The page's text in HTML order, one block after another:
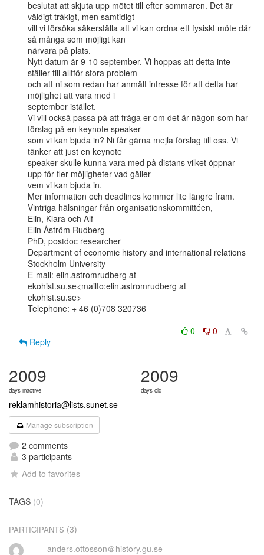
beslutat att skjuta upp mötet till efter sommaren. Det är
väldigt tråkigt, men samtidigt
vill vi försöka säkerställa att vi kan ordna ett fysiskt möte där
så många som möjligt kan
närvara på plats.
Nytt datum är 9-10 september. Vi hoppas att detta inte
ställer till alltför stora problem
och att ni som redan har anmält intresse för att delta har
möjlighet att vara med i
september istället.
Vi vill också passa på att fråga er om det är någon som har
förslag på en keynote speaker
som vi kan bjuda in? Ni får gärna mejla förslag till oss. Vi
tänker att just en keynote
speaker skulle kunna vara med på distans vilket öppnar
upp för fler möjligheter vad gäller
vem vi kan bjuda in.
Mer information och deadlines kommer lite längre fram.
Vintriga hälsningar från organisationskommittéen,
Elin, Klara och Alf
Elin Åström Rudberg
PhD, postdoc researcher
Department of economic history and international relations
Stockholm University
E-mail: elin.astromrudberg at
ekohist.su.se<mailto:elin.astromrudberg at
ekohist.su.se>
Telephone: + 46 (0)708 320736
0
0
Reply
2009
days inactive
2009
days old
reklamhistoria@lists.sunet.se
Manage subscription
2 comments
3 participants
Add to favorites
TAGS (0)
PARTICIPANTS (3)
anders.ottosson＠history.gu.se